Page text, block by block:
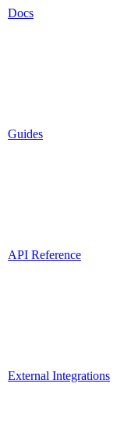
Docs
Guides
API Reference
External Integrations